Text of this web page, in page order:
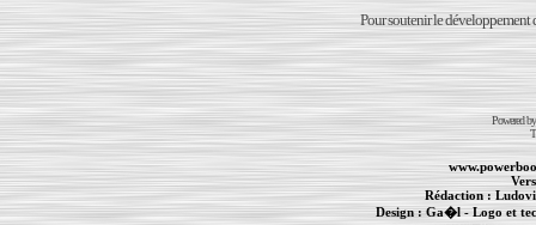
Pour soutenir le développement
Powered
Rédaction :
Design :Ga�l- Logo et